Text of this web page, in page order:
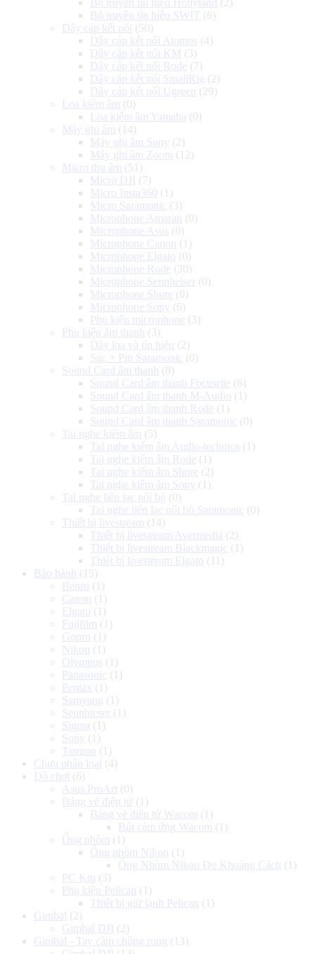
Bộ truyền tín hiệu SWIT (6)
Dây cáp kết nối (50)
Dây cáp kết nối Atomos (4)
Dây cáp kết nối KM (3)
Dây cáp kết nối Rode (7)
Dây cáp kết nối SmallRig (2)
Dây cáp kết nối Ugreen
(29)
Loa kiểm âm (0)
Loa kiểm âm Yamaha (0)
Máy ghi âm (14)
Máy ghi âm Sony (2)
Máy ghi âm Zoom (12)
Micro thu âm (51)
Micro DJI (7)
Micro Insta360 (1)
Micro Saramonic (3)
Microphone Amaran
(0)
Microphone Asus (0)
Microphone Canon
(1)
Microphone Elgato (0)
Microphone Rode (30)
Microphone Sennheiser
(0)
Microphone Shure (0)
Microphone Sony (6)
Phụ kiện microphone (3)
Phụ kiện âm thanh
(3)
Dây loa và tín hiệu
(2)
Sạc + Pin Saramonic (0)
Sound Card âm thanh
(8)
Sound Card âm thanh Focusrite (6)
Sound Card âm thanh M-Audio (1)
Sound Card âm thanh Rode (1)
Sound Card âm thanh Saramonic (0)
Tai nghe kiểm âm (5)
Tai nghe kiểm âm Audio-technica (1)
Tai nghe kiểm âm Rode (1)
Tai nghe kiểm âm Shure (2)
Tai nghe kiểm âm Sony (1)
Tai nghe liên lạc nội bộ (0)
Tai nghe liên lạc nội bộ Saramonic (0)
Thiết bị livestream (14)
Thiết bị livestream Avermedia (2)
Thiết bị livestream Blackmagic (1)
Thiết bị livestream Elgato (11)
Bảo hành
(15)
Benro (1)
Canon
(1)
Elgato (1)
Fujifilm (1)
Gopro (1)
Nikon
(1)
Olympus (1)
Panasonic (1)
Pentax (1)
Samyang (1)
Sennhieser
(1)
Sigma (1)
Sony (1)
Tamron
(1)
Chưa phân loại (4)
Đồ chơi (6)
Asus ProArt (0)
Bảng vẽ điện tử (1)
Bảng vẽ điện tử Wacom (1)
Bút cảm ứng Wacom (1)
Ống nhòm (1)
Ống nhòm Nikon
(1)
Ống Nhòm Nikon Đo Khoảng Cách
(1)
PC Km (3)
Phụ kiện Pelican
(1)
Thiết bị giữ lạnh Pelican
(1)
Gimbal (2)
Gimbal DJI (2)
Gimbal - Tay cầm chống rung (13)